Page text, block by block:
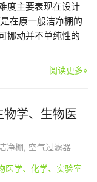
度主要表现在设计
在原一般洁净棚的
挪动并不单纯性的
阅读更多»
学、生物医
净棚, 空气过滤器